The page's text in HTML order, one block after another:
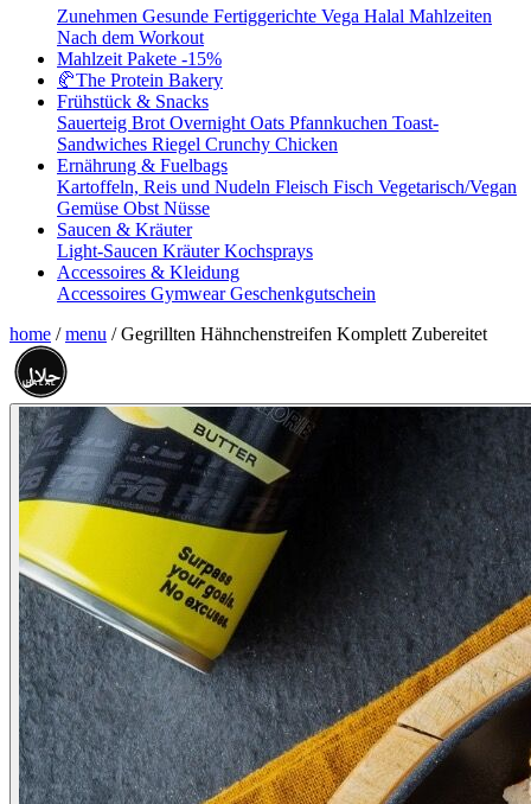
Zunehmen Gesunde Fertiggerichte Vega Halal Mahlzeiten
Nach dem Workout
Mahlzeit Pakete -15%
🥐The Protein Bakery
Frühstück & Snacks
Sauerteig Brot Overnight Oats Pfannkuchen Toast-
Sandwiches Riegel Crunchy Chicken
Ernährung & Fuelbags
Kartoffeln, Reis und Nudeln Fleisch Fisch Vegetarisch/Vegan
Gemüse Obst Nüsse
Saucen & Kräuter
Light-Saucen KräuterKochsprays
Accessoires & Kleidung
Accessoires GymwearGeschenkgutschein
home / menu / Gegrillten Hähnchenstreifen Komplett Zubereitet
حلال
HALAL